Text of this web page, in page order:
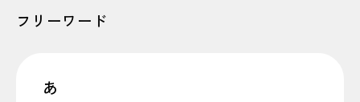
フリーワード
あ